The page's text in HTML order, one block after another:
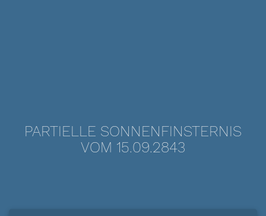
PARTIELLE SONNENFINSTERNIS
VOM 15.09.2843